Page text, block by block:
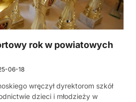
rok w powiatowych
06-18
wręczył dyrektorom szkół
dzieci i młodzieży w